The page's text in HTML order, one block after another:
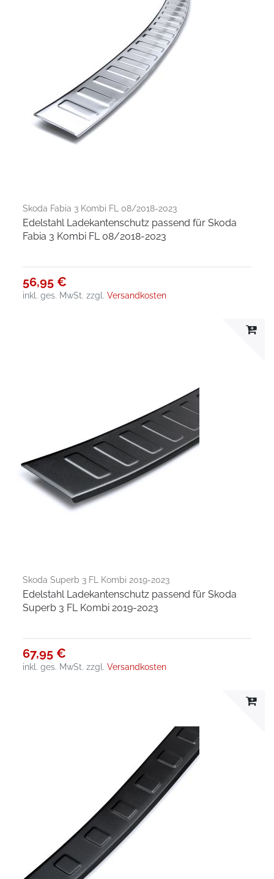
Skoda Fabia 3 Kombi FL 08/2018-2023
Edelstahl Ladekantenschutz passend für Skoda
Fabia 3 Kombi FL 08/2018-2023
56,95 €
inkl. ges. MwSt. zzgl.Versandkosten
Skoda Superb 3 FL Kombi 2019-2023
Edelstahl Ladekantenschutz passend für Skoda
Superb 3 FL Kombi 2019-2023
67,95 €
inkl. ges. MwSt. zzgl.Versandkosten